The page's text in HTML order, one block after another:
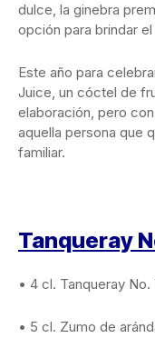
dulce, la ginebra
opción para brindar
Este año para
Juice, un cóctel de
elaboración, pero
aquella persona que
familiar.
Tanqueray
• 4 cl. Tanqueray No.
• 5 cl. Zumo de